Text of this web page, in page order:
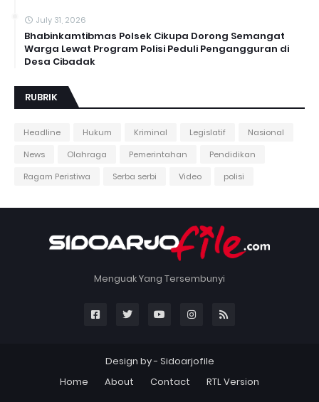
July 31, 2026
Bhabinkamtibmas Polsek Cikupa Dorong Semangat
Warga Lewat Program Polisi Peduli Pengangguran di
Desa Cibadak
RUBRIK
Headline Hukum Kriminal Legislatif
Nasional
News
Olahraga Pemerintahan
Pendidikan
Ragam Peristiwa
Serba serbi Video polisi
Menguak Yang Tersembunyi
Design by - Sidoarjofile
Home
About Contact RTL Version